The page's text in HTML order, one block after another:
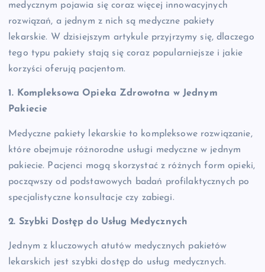
medycznym pojawia się coraz więcej innowacyjnych
rozwiązań, a jednym z nich są medyczne pakiety
lekarskie. W dzisiejszym artykule przyjrzymy się, dlaczego
tego typu pakiety stają się coraz popularniejsze i jakie
korzyści oferują pacjentom.
1. Kompleksowa Opieka Zdrowotna w Jednym
Pakiecie
Medyczne pakiety lekarskie to kompleksowe rozwiązanie,
które obejmuje różnorodne usługi medyczne w jednym
pakiecie. Pacjenci mogą skorzystać z różnych form opieki,
począwszy od podstawowych badań profilaktycznych po
specjalistyczne konsultacje czy zabiegi.
2. Szybki Dostęp do Usług Medycznych
Jednym z kluczowych atutów medycznych pakietów
lekarskich jest szybki dostęp do usług medycznych.